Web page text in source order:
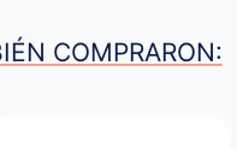
COMPRARON: